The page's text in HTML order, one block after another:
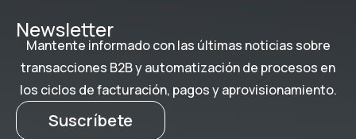
Newsletter
Mantente informado con las últimas noticias sobre
transacciones B2B y automatización de procesos en
los ciclos de facturación, pagos y aprovisionamiento.
Suscríbete